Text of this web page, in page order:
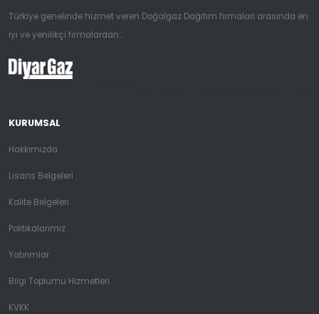
Türkiye genelinde hizmet veren Doğalgaz Dağıtım firmaları arasında en
iyi ve yenilikçi firmalardan...
KURUMSAL
Hakkımızda
Lisans Belgeleri
Kalite Belgeleri
Politikalarımız
Yatırımlar
Bilgi Toplumu Hizmetleri
KVKK